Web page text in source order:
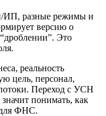
ИП, разные режимы и
версию о
Это
реальность
цель, персонал,
Переход с УСН
понимать, как
для ФНС.